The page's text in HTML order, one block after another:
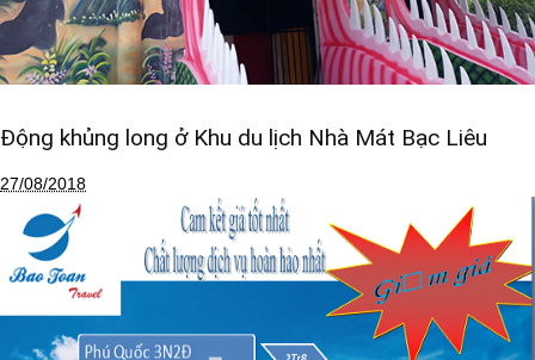
Động khủng long ở Khu du lịch Nhà Mát Bạc Liêu
27/08/2018